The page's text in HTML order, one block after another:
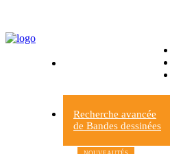
Recherche avancée
de Bandes dessinées